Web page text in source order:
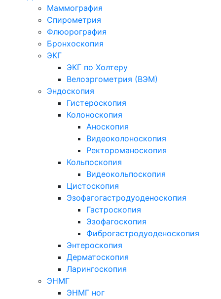
Маммография
Спирометрия
Флюорография
Бронхоскопия
ЭКГ
ЭКГ по Холтеру
Велоэргометрия (ВЭМ)
Эндоскопия
Гистероскопия
Колоноскопия
Аноскопия
Видеоколоноскопия
Ректороманоскопия
Кольпоскопия
Видеокольпоскопия
Цистоскопия
Эзофагогастродуоденоскопия
Гастроскопия
Эзофагоскопия
Фиброгастродуоденоскопия
Энтероскопия
Дерматоскопия
Ларингоскопия
ЭНМГ
ЭНМГ ног